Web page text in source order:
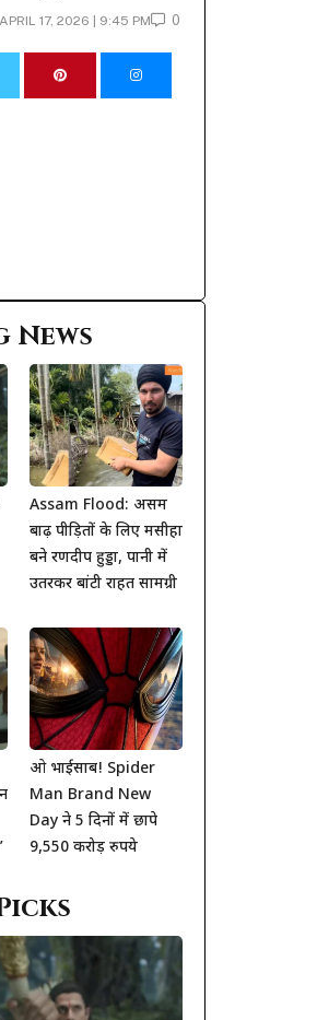
APRIL 17, 2026 | 9:45 PM 0
News
Assam Flood: असम
बाढ़ पीड़ितों के लिए मसीहा
बने रणदीप हुड्डा, पानी में
उतरकर बांटी राहत सामग्री
ओ भाईसाब! Spider
Man Brand New
Day ने 5 दिनों में छापे
9,550 करोड़ रुपये